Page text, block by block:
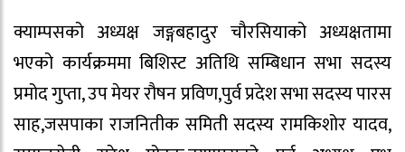
क्याम्पसको अध्यक्ष जङ्गबहादुर चौरसियाको अध्यक्षतामा
भएको कार्यक्रममा बिशिस्ट अतिथि सम्बिधान सभा सदस्य
प्रमोद गुप्ता, उप मेयर रौषन प्रविण,पुर्व प्रदेश सभा सदस्य पारस
साह,जसपाका राजनितीक समिती सदस्य रामकिशोर यादव,